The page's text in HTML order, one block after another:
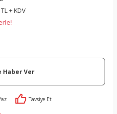
+ KDV
Haber Ver
Tavsiye Et